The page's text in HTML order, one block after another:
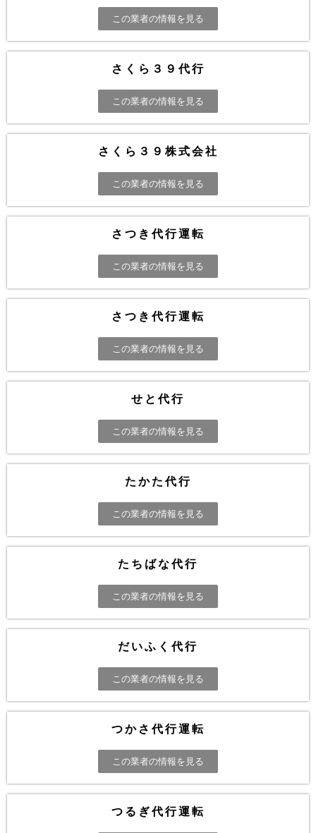
この業者の情報を見る
さくら３９代行
この業者の情報を見る
さくら３９株式会社
この業者の情報を見る
さつき代行運転
この業者の情報を見る
さつき代行運転
この業者の情報を見る
せと代行
この業者の情報を見る
たかた代行
この業者の情報を見る
たちばな代行
この業者の情報を見る
だいふく代行
この業者の情報を見る
つかさ代行運転
この業者の情報を見る
つるぎ代行運転